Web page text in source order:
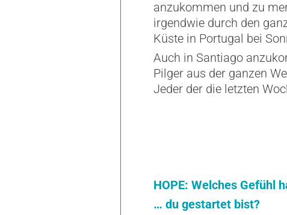
anzukommen und zu
irgendwie durch den
Küste in Portugal bei
Auch in Santiago
Pilger aus der ganzen
Jeder der die letzten
HOPE: Welches Gefühl
… du gestartet bist?